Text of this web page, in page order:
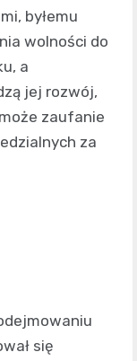
byłemu
wolności do
a
jej rozwój,
zaufanie
za
się